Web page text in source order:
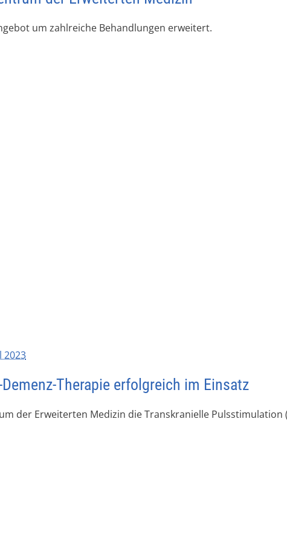
um zahlreiche Behandlungen erweitert.
2023
Therapie erfolgreich im Einsatz
der Erweiterten Medizin die Transkranielle Pulsstimulation